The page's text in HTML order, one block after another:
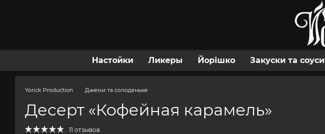
Настойки Ликеры Йорішко Закуски та соуси
Yorick Production Джеми та солоденьке
Десерт «Кофейная карамель»
11 отзывов